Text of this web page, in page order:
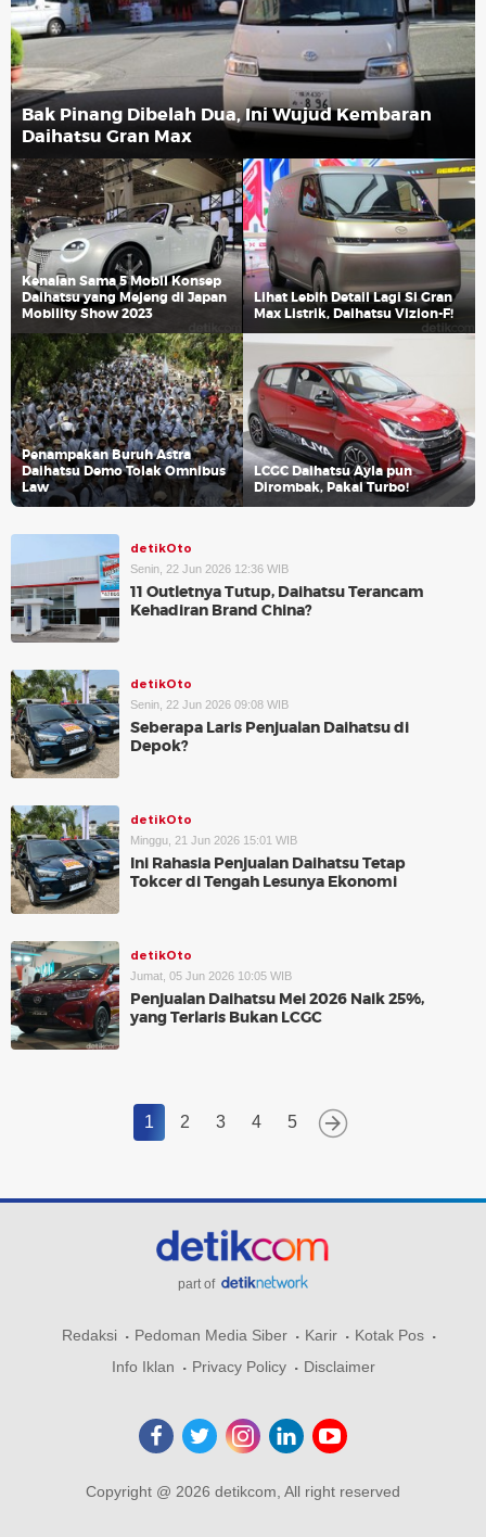
Bak Pinang Dibelah Dua, Ini Wujud Kembaran
Daihatsu Gran Max
Kenalan Sama 5 Mobil Konsep
Daihatsu yang Mejeng di Japan
Mobility Show 2023
Lihat Lebih Detail Lagi Si Gran
Max Listrik, Daihatsu Vizion-F!
Penampakan Buruh Astra
Daihatsu Demo Tolak Omnibus
Law
LCGC Daihatsu Ayla pun
Dirombak, Pakai Turbo!
detikOto
Senin, 22 Jun 2026 12:36 WIB
11 Outletnya Tutup, Daihatsu Terancam
Kehadiran Brand China?
detikOto
Senin, 22 Jun 2026 09:08 WIB
Seberapa Laris Penjualan Daihatsu di
Depok?
detikOto
Minggu, 21 Jun 2026 15:01 WIB
Ini Rahasia Penjualan Daihatsu Tetap
Tokcer di Tengah Lesunya Ekonomi
detikOto
Jumat, 05 Jun 2026 10:05 WIB
Penjualan Daihatsu Mei 2026 Naik 25%,
yang Terlaris Bukan LCGC
1 2 3 4 5
part of
Redaksi Pedoman Media Siber Karir
Kotak Pos
Info Iklan
Privacy Policy Disclaimer
Copyright @ 2026 detikcom, All right reserved